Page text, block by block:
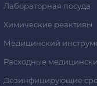
Лабораторная посуда
Химические реактивы
Медицинский
Расходные
Дезинфицирующие